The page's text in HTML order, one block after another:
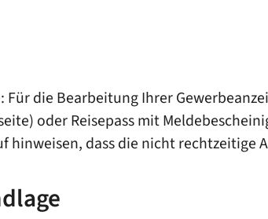
Für die Bearbeitung Ihrer
oder Reisepass mit
hinweisen, dass die nicht rechtzeitige